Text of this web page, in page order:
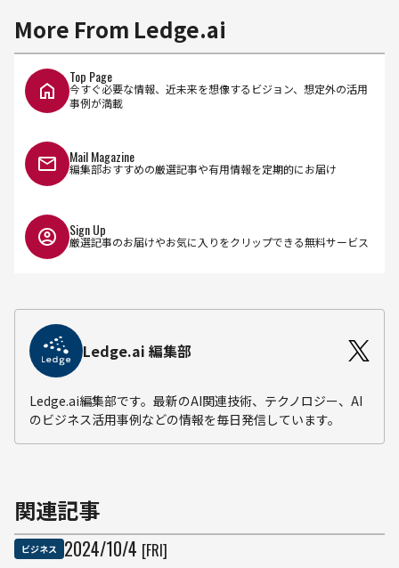
More From Ledge.ai
Top Page
今すぐ必要な情報、近未来を想像するビジョン、想定外の活用
事例が満載
Mail Magazine
編集部おすすめの厳選記事や有用情報を定期的にお届け
Sign Up
厳選記事のお届けやお気に入りをクリップできる無料サービス
Ledge.ai 編集部
Ledge.ai編集部です。最新のAI関連技術、テクノロジー、AI
のビジネス活用事例などの情報を毎日発信しています。
関連記事
ビジネス 2024/10/4 [FRI]